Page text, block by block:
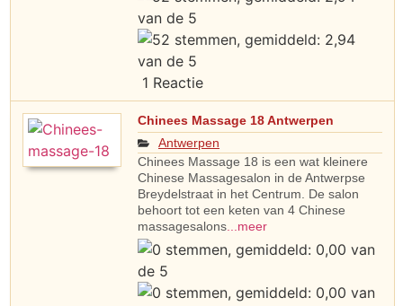
1 Reactie
Chinees Massage 18 Antwerpen
Antwerpen
Chinees Massage 18 is een wat kleinere
Chinese Massagesalon in de Antwerpse
Breydelstraat in het Centrum. De salon
behoort tot een keten van 4 Chinese
massagesalons...meer